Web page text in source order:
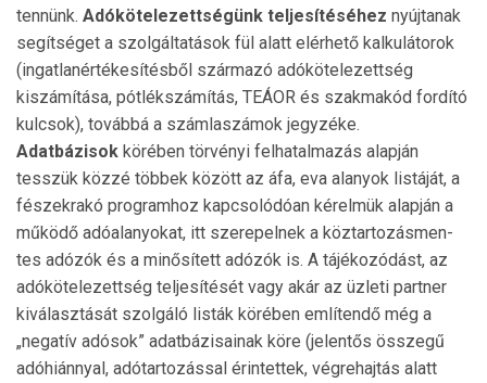
tennünk. Adókötelezettségünk teljesítéséhez nyújtanak
segítsé­get a szolgáltatások fül alatt elérhető kalkulátorok
(ingatlanértékesítésből származó adókötelezettség
kiszámítása, pótlékszámítás, TEÁOR és szakmakód fordító
kulcsok), továbbá a számlaszámok jegyzéke.
Adatbázisok körében törvényi felhatalmazás alapján
tesszük közzé többek között az áfa, eva alanyok listáját, a
fészekrakó programhoz kapcsolódóan kérelmük alapján a
működő adóalanyokat, itt szerepelnek a köztartozásmen­
tes adózók és a minősített adózók is. A tájékozódást, az
adókötelezettség teljesítését vagy akár az üzleti partner
kiválasztását szolgáló listák körében említendő még a
„negatív adósok” adatbázisainak köre (jelentős összegű
adóhiánnyal, adótartozással érintettek, végrehajtás alatt